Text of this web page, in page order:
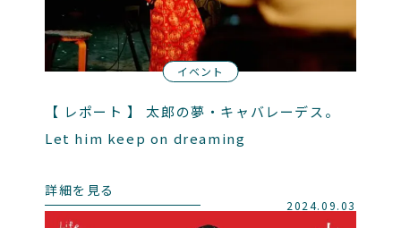
イベント
【 レポート 】 太郎の夢・キャバレーデス。
Let him keep on dreaming
詳細を見る
2024.09.03